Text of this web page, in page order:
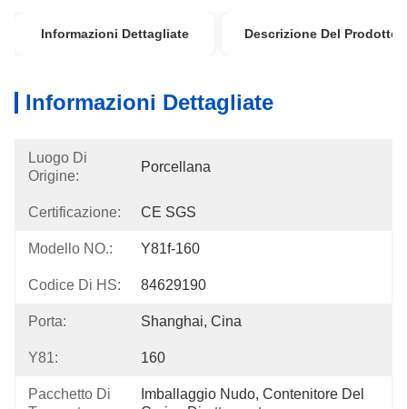
Informazioni Dettagliate Descrizione Del Prodotto
Informazioni Dettagliate
Luogo Di
Origine:
Porcellana
Certificazione: CE SGS
Modello NO.: Y81f-160
Codice Di HS: 84629190
Porta: Shanghai, Cina
Y81: 160
Pacchetto Di
Imballaggio Nudo, Contenitore Del